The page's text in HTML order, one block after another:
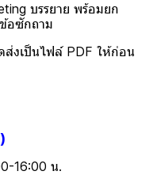
บรรยาย พร้อมยก
อซักถาม
ส่งเป็นไฟล์ PDF ให้ก่อน
16:00 น.